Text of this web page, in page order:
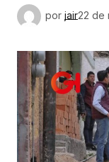
por jair22 de